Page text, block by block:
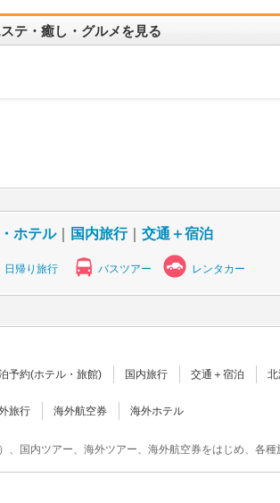
テ・癒し・グルメを見る
ホテル｜ 国内旅行｜ 交通＋宿泊
日帰り旅行 バスツアー レンタカー
予約(ホテル・旅館) 国内旅行 交通＋宿泊
旅行 海外航空券 海外ホテル
、国内ツアー、海外ツアー、海外航空券をはじめ、各